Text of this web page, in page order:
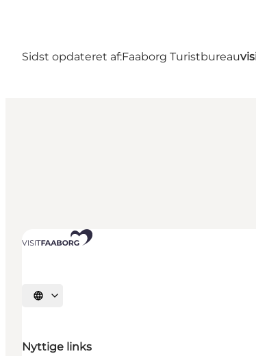
Sidst opdateret af:Faaborg Turistbureau
Vælg sprog
Nyttige links